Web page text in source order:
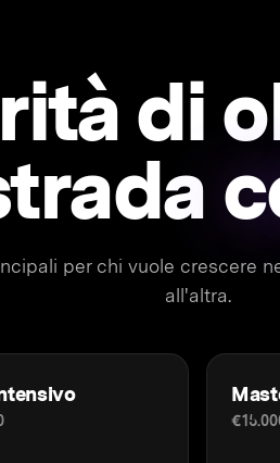
di
per chi vuole crescere
all'altra.